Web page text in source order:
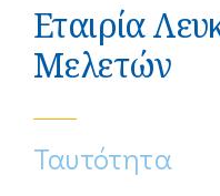
Εταιρία
Μελετών
Ταυτότητα